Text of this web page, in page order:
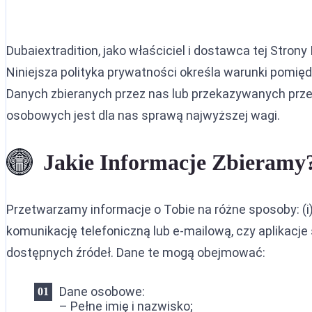
Umowa
Srebrna
CCF
Dyfuzje
Dubaiextradition, jako właściciel i dostawca tej
Niniejsza polityka prywatności określa warunki
Danych zbieranych przez nas lub przekazywanych
osobowych jest dla nas sprawą najwyższej wagi.
Jakie Informacje
Przetwarzamy informacje o Tobie na różne sposoby:
komunikację telefoniczną lub e-mailową, czy
dostępnych źródeł. Dane te mogą obejmować:
Dane osobowe:
– Pełne imię i nazwisko;